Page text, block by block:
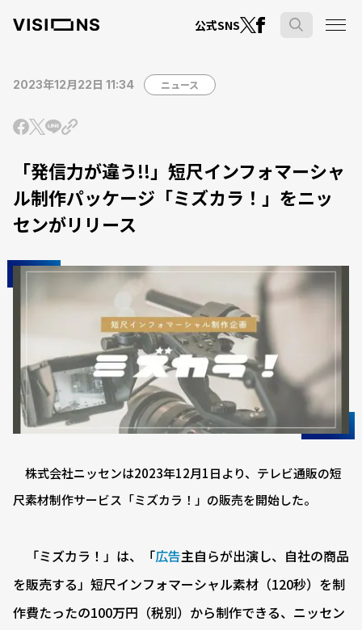
公式SNS
2023年12月22日 11:34 ニュース
「発信力が違う!!」短尺インフォマーシャ
ル制作パッケージ「ミズカラ！」をニッ
センがリリース
株式会社ニッセンは2023年12月1日より、テレビ通販の短
尺素材制作サービス「ミズカラ！」の販売を開始した。
「ミズカラ！」は、「広告主自らが出演し、自社の商品
を販売する」短尺インフォマーシャル素材（120秒）を制
作費たったの100万円（税別）から制作できる、ニッセン